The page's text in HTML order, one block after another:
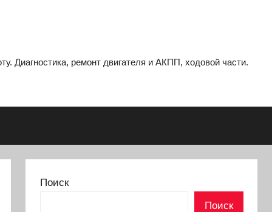
Диагностика, ремонт двигателя и АКПП, ходовой части.
Поиск
Поиск